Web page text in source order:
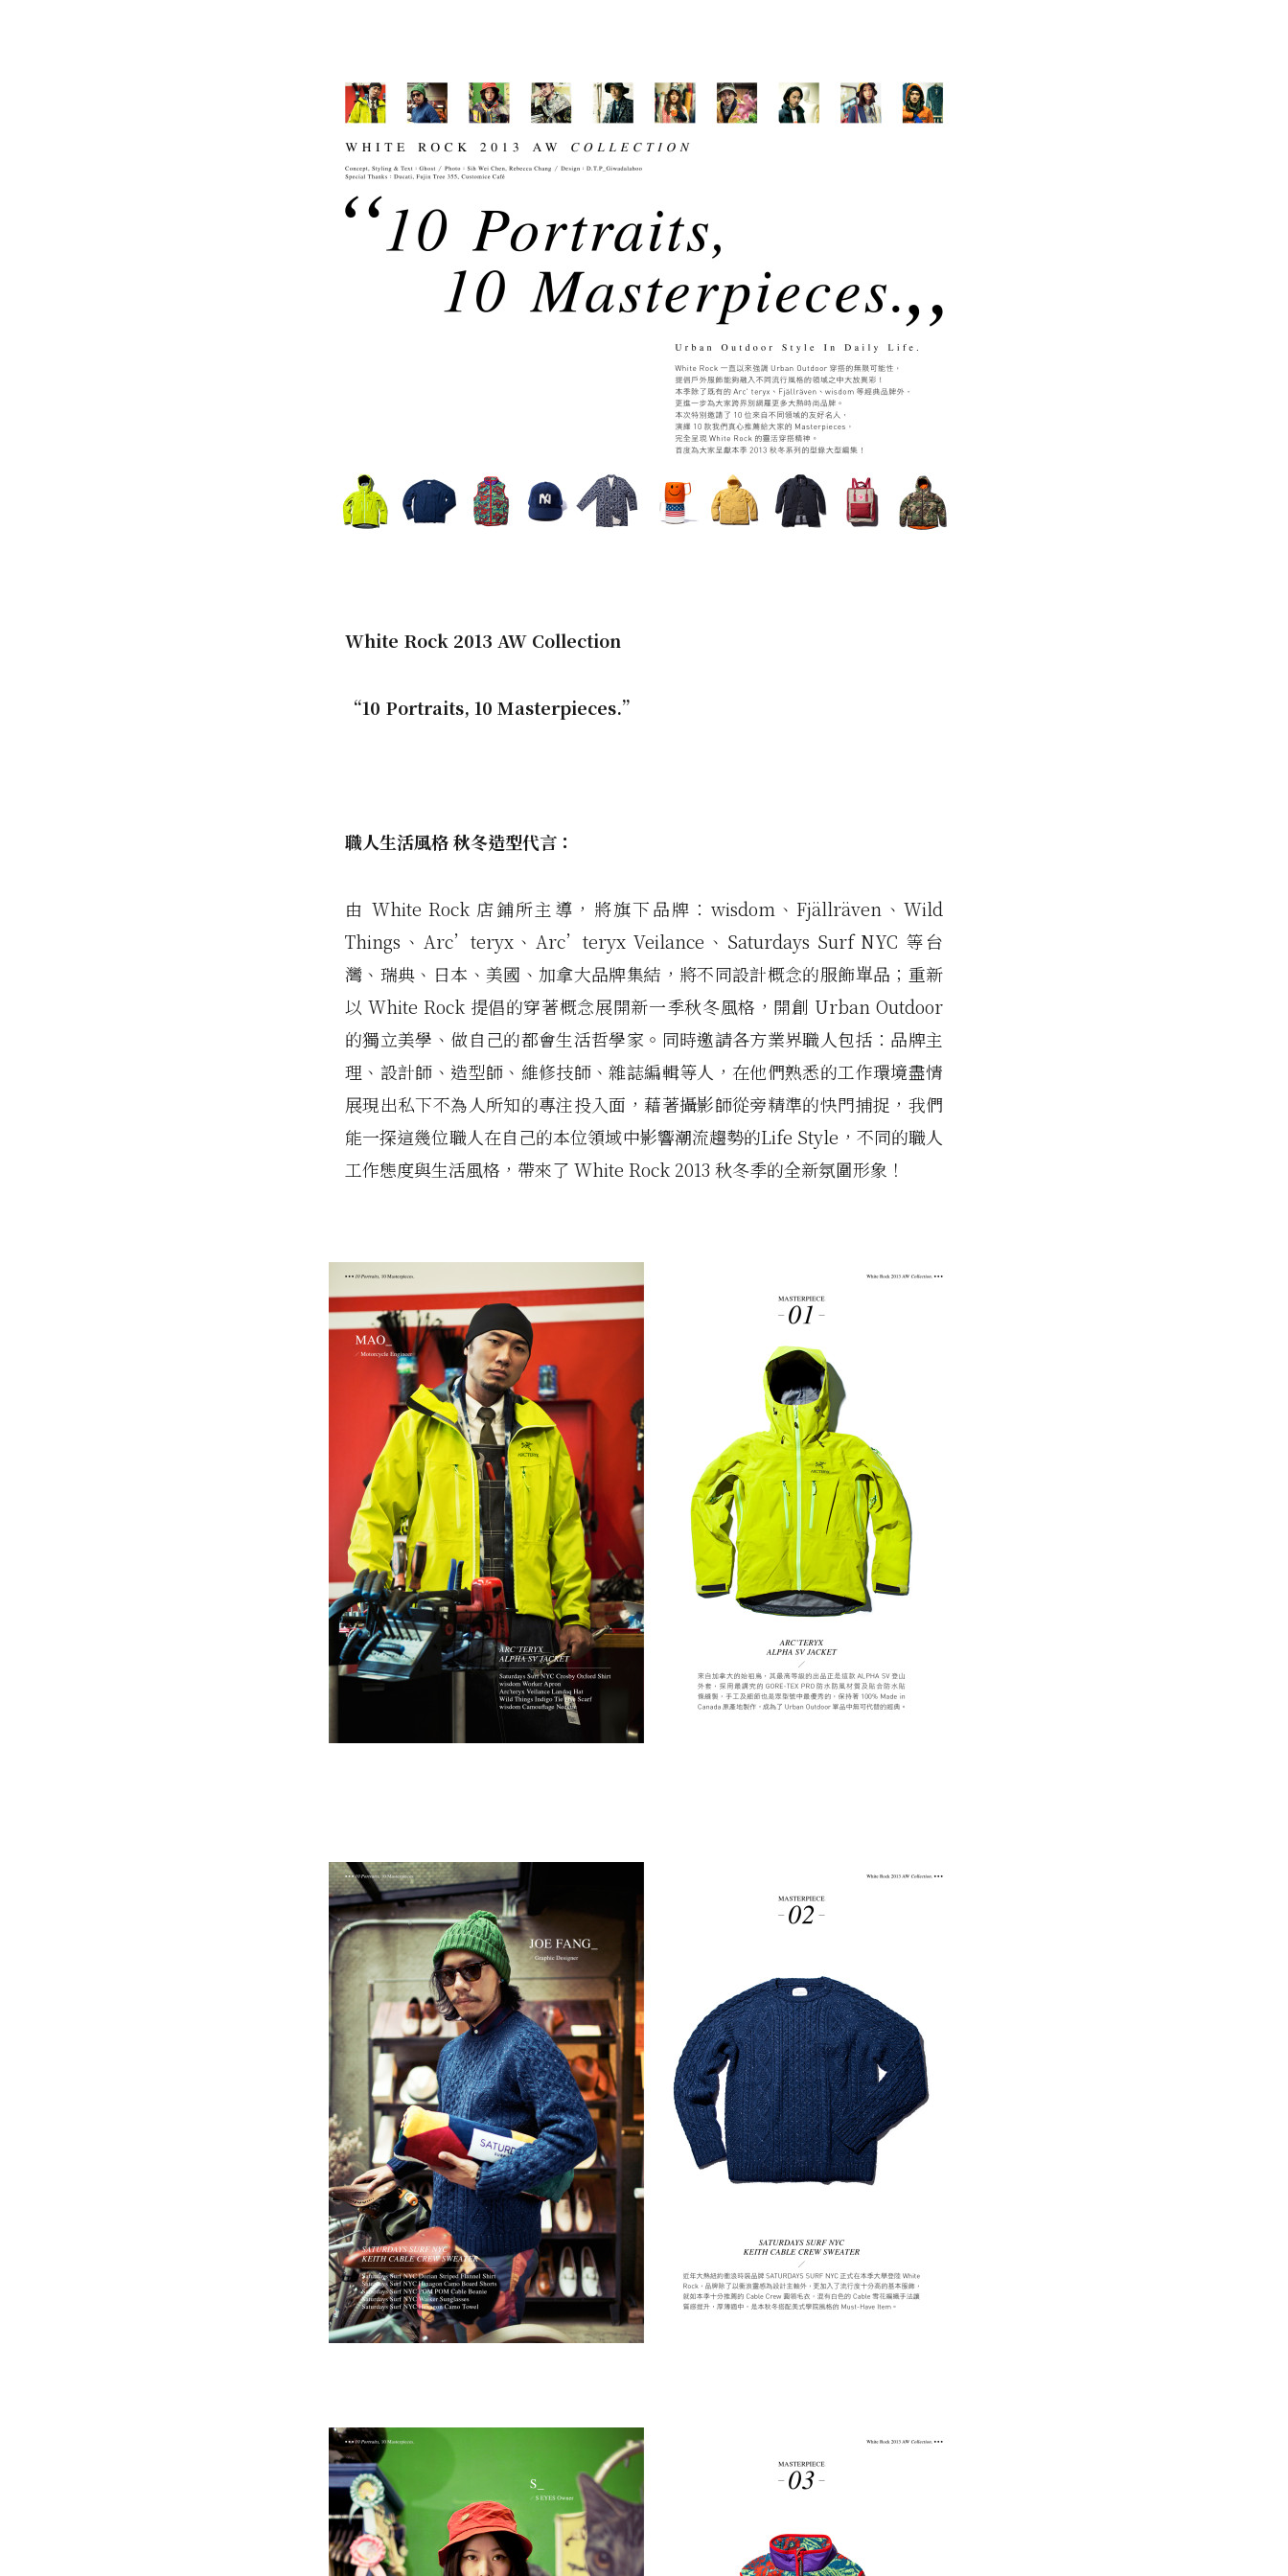
White Rock 2013 AW Collection
“10 Portraits, 10 Masterpieces.”
職人生活風格 秋冬造型代言：
由 White Rock 店鋪所主導，將旗下品牌：wisdom、Fjällräven、Wild
Things、Arc’teryx、Arc’teryx Veilance、Saturdays Surf NYC 等台
灣、瑞典、日本、美國、加拿大品牌集結，將不同設計概念的服飾單品；重新
以 White Rock 提倡的穿著概念展開新一季秋冬風格，開創 Urban Outdoor
的獨立美學、做自己的都會生活哲學家。同時邀請各方業界職人包括：品牌主
理、設計師、造型師、維修技師、雜誌編輯等人，在他們熟悉的工作環境盡情
展現出私下不為人所知的專注投入面，藉著攝影師從旁精準的快門捕捉，我們
能一探這幾位職人在自己的本位領域中影響潮流趨勢的Life Style，不同的職人
工作態度與生活風格，帶來了 White Rock 2013 秋冬季的全新氛圍形象！